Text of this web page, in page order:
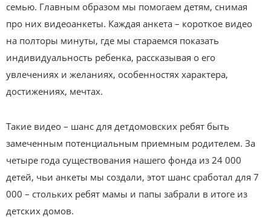
семью. Главным образом мы помогаем детям, снимая
про них видеоанкеты. Каждая анкета – короткое видео
на полторы минуты, где мы стараемся показать
индивидуальность ребенка, рассказывая о его
увлечениях и желаниях, особенностях характера,
достижениях, мечтах.
Такие видео – шанс для детдомовских ребят быть
замеченным потенциальным приемным родителем. За
четыре года существования нашего фонда из 24 000
детей, чьи анкеты мы создали, этот шанс сработал для 7
000 – стольких ребят мамы и папы забрали в итоге из
детских домов.